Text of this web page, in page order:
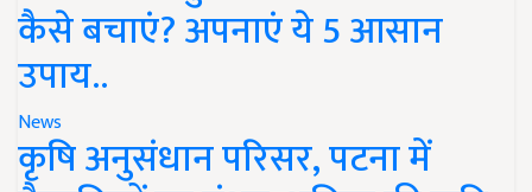
कैसे बचाएं? अपनाएं ये 5 आसान
उपाय..
News
कृषि अनुसंधान परिसर, पटना में